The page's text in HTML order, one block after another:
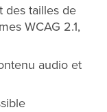
des tailles de
WCAG 2.1,
audio et